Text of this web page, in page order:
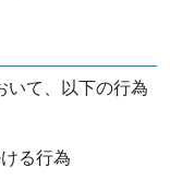
いて、以下の行為
る行為